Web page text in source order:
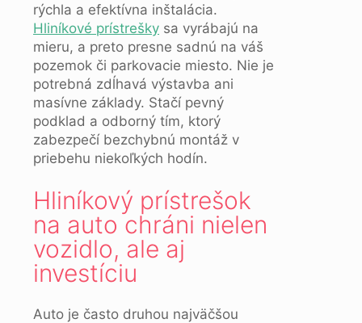
rýchla a efektívna inštalácia.
Hliníkové prístrešky sa vyrábajú na
mieru, a preto presne sadnú na váš
pozemok či parkovacie miesto. Nie je
potrebná zdĺhavá výstavba ani
masívne základy. Stačí pevný
podklad a odborný tím, ktorý
zabezpečí bezchybnú montáž v
priebehu niekoľkých hodín.
Hliníkový prístrešok
na auto chráni nielen
vozidlo, ale aj
investíciu
Auto je často druhou najväčšou